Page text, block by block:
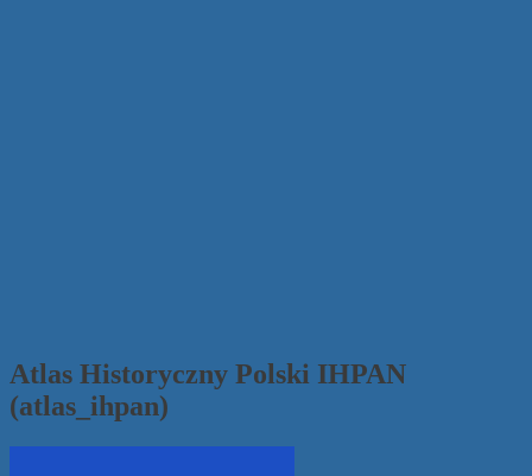
Atlas Historyczny Polski IHPAN
(atlas_ihpan)